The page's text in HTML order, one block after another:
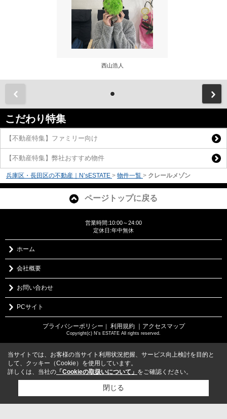
西山浩人
こだわり特集
【不動産特集】ファミリー向け
【不動産特集】弊社おすすめ物件
兵庫区・長田区の不動産｜N’sESTATE > 物件一覧 > クレールメゾン
ページトップに戻る
営業時間:10:00～24:00
定休日:年中無休
ホーム
会社概要
お問い合わせ
PCサイト
プライバシーポリシー 利用規約 ｜アクセスマップ
Copyright(c) N's ESTATE All rights reserved.
当サイトでは、お客様の当サイト利用状況把握、サービス向上検討を目的と
して、クッキー（Cookie）を使用しています。
詳しくは、当社の 「Cookieの取扱いについて」 をご確認ください。
閉じる